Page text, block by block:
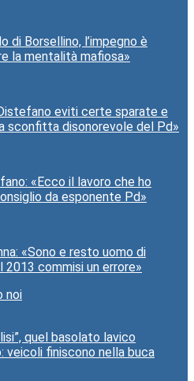
di Borsellino, l’impegno è
la mentalità mafiosa»
eviti certe sparate e
sconfitta disonorevole del Pd»
«Ecco il lavoro che ho
da esponente Pd»
«Sono e resto uomo di
2013 commisi un errore»
noi
quel basolato lavico
veicoli finiscono nella buca